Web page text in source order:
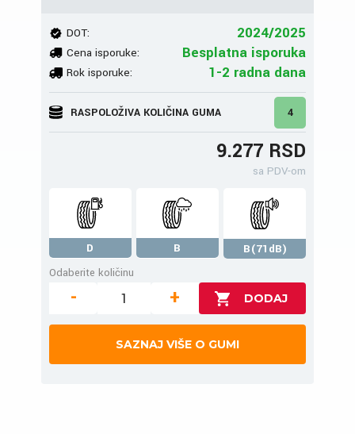
DOT: 2024/2025
Cena isporuke: Besplatna isporuka
Rok isporuke: 1-2 radna dana
RASPOLOŽIVA KOLIČINA GUMA 4
9.277 RSD
sa PDV-om
D B
B(71dB)
Odaberite količinu
- +
SAZNAJ VIŠE O GUMI